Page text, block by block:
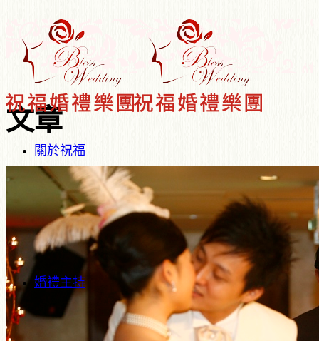
關於祝福
婚禮主持
文章